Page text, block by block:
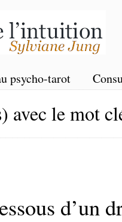
psycho-tarot
avec le mot
d’un